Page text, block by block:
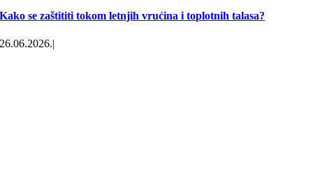
Kako se zaštititi tokom letnjih vrućina i toplotnih talasa?
26.06.2026.|